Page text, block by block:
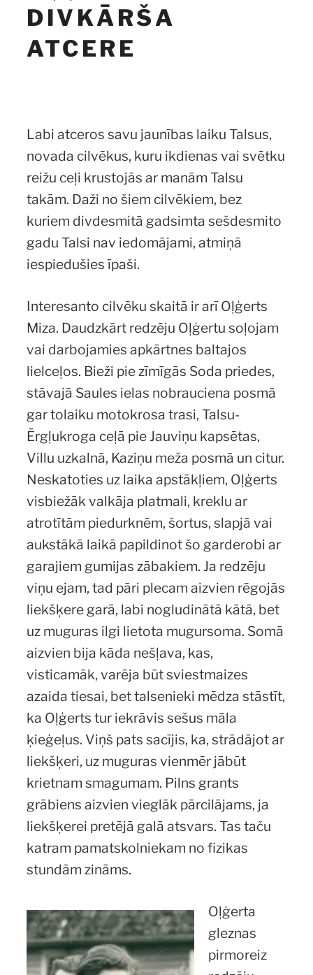
DIVKĀRŠA
ATCERE
Labi atceros savu jaunības laiku Talsus,
novada cilvēkus, kuru ikdienas vai svētku
reižu ceļi krustojās ar manām Talsu
takām. Daži no šiem cilvēkiem, bez
kuriem divdesmitā gadsimta sešdesmito
gadu Talsi nav iedomājami, atmiņā
iespiedušies īpaši.
Interesanto cilvēku skaitā ir arī Oļģerts
Miza. Daudzkārt redzēju Oļģertu soļojam
vai darbojamies apkārtnes baltajos
lielceļos. Bieži pie zīmīgās Soda priedes,
stāvajā Saules ielas nobrauciena posmā
gar tolaiku motokrosa trasi, Talsu-
Ērgļukroga ceļā pie Jauviņu kapsētas,
Villu uzkalnā, Kaziņu meža posmā un citur.
Neskatoties uz laika apstākļiem, Oļģerts
visbiežāk valkāja platmali, kreklu ar
atrotītām piedurknēm, šortus, slapjā vai
aukstākā laikā papildinot šo garderobi ar
garajiem gumijas zābakiem. Ja redzēju
viņu ejam, tad pāri plecam aizvien rēgojās
liekšķere garā, labi nogludinātā kātā, bet
uz muguras ilgi lietota mugursoma. Somā
aizvien bija kāda nešļava, kas,
visticamāk, varēja būt sviestmaizes
azaida tiesai, bet talsenieki mēdza stāstīt,
ka Oļģerts tur iekrāvis sešus māla
ķieģeļus. Viņš pats sacījis, ka, strādājot ar
liekšķeri, uz muguras vienmēr jābūt
krietnam smagumam. Pilns grants
grābiens aizvien vieglāk pārcilājams, ja
liekšķerei pretējā galā atsvars. Tas taču
katram pamatskolniekam no fizikas
stundām zināms.
Oļģerta
gleznas
pirmoreiz